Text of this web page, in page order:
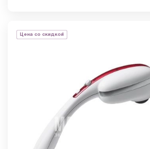
Цена со скидкой